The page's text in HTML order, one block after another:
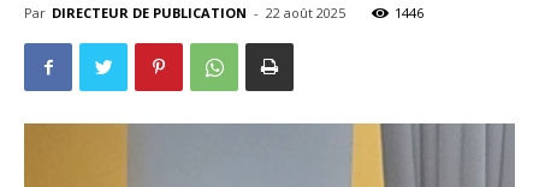
Par DIRECTEUR DE PUBLICATION - 22 août 2025 1446